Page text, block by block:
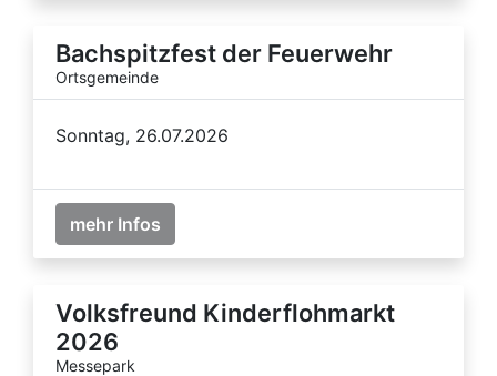
Bachspitzfest der Feuerwehr
Ortsgemeinde
Sonntag, 26.07.2026
mehr Infos
Volksfreund Kinderflohmarkt
2026
Messepark